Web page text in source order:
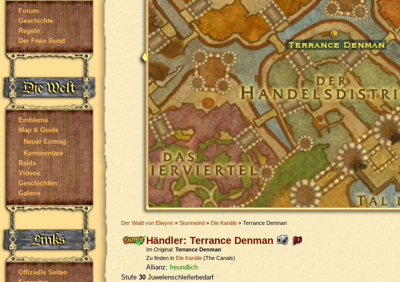
Forum
Geschichte
Regeln
Der Freie Bund
Embleme
Map & Guide
Neuer Eintrag
Kommentare
Raids
Videos
Geschichten
Galerie
Offizielle Seiten
Der Wald von Elwynn » Sturmwind » Die Kanäle » Terrance Denman
Händler: Terrance Denman
Im Original: Terrance Denman
Zu finden in Die Kanäle (The Canals)
Allianz: freundlich
Stufe 30 Juwelenschleiferbedarf